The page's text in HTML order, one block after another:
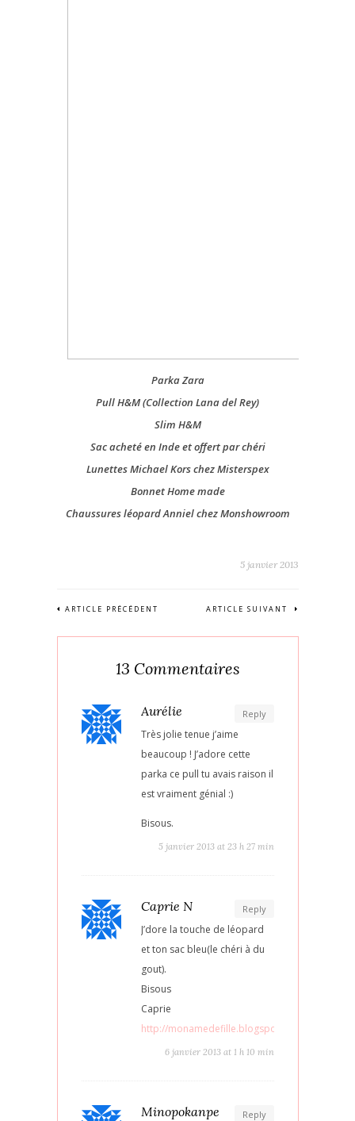
Parka Zara
Pull H&M (Collection Lana del Rey)
Slim H&M
Sac acheté en Inde et offert par chéri
Lunettes Michael Kors chez Misterspex
Bonnet Home made
Chaussures léopard Anniel chez Monshowroom
5 janvier 2013
ARTICLE PRÉCÉDENT ARTICLE SUIVANT
13 Commentaires
Reply
Aurélie
Très jolie tenue j’aime
beaucoup ! J’adore cette
parka ce pull tu avais raison il
est vraiment génial :)
Bisous.
5 janvier 2013 at 23 h 27 min
Reply
Caprie N
J’dore la touche de léopard
et ton sac bleu(le chéri à du
gout).
Bisous
Caprie
http://monamedefille.blogspot.com
6 janvier 2013 at 1 h 10 min
Reply
Minopokanpe